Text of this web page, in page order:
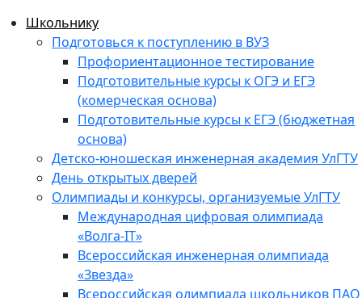
Школьнику
Подготовься к поступлению в ВУЗ
Профориентационное тестирование
Подготовительные курсы к ОГЭ и ЕГЭ
(комерческая основа)
Подготовительные курсы к ЕГЭ (бюджетная
основа)
Детско-юношеская инженерная академия УлГТУ
День открытых дверей
Олимпиады и конкурсы, организуемые УлГТУ
Международная цифровая олимпиада
«Волга-IT»
Всероссийская инженерная олимпиада
«Звезда»
Всероссийская олимпиада школьников ПАО